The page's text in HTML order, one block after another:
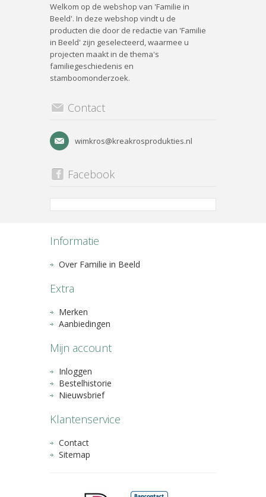
Welkom op de webshop van 'Familie in
Beeld'. In deze webshop vindt u de
producten die door de redactie van 'Familie
in Beeld' zijn geselecteerd, waarmee u
projecten maakt in de thema's
familiegeschiedenis en
stamboomonderzoek.
Contact
wimkros@kreakrosprodukties.nl
Facebook
Informatie
Over Familie in Beeld
Extra
Merken
Aanbiedingen
Mijn account
Inloggen
Bestelhistorie
Nieuwsbrief
Klantenservice
Contact
Sitemap